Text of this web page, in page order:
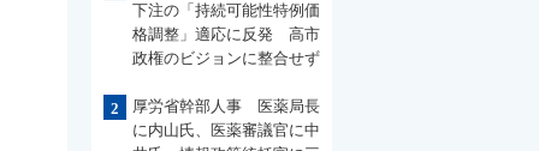
下注の「持続可能性特例価
格調整」適応に反発 高市
政権のビジョンに整合せず
2
厚労省幹部人事 医薬局長
に内山氏、医薬審議官に中